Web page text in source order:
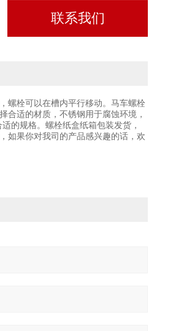
联系我们
螺栓可以在槽内平行移动。马车螺栓
合适的材质，不锈钢用于腐蚀环境，
的规格。螺栓纸盒纸箱包装发货，
如果你对我司的产品感兴趣的话，欢